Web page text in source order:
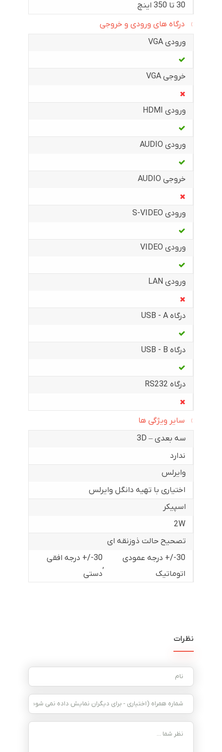
30 تا 350 اینچ
درگاه های ورودی و خروجی
ورودی VGA
خروجی VGA
ورودی HDMI
ورودی AUDIO
خروجی AUDIO
ورودی S-VIDEO
ورودی VIDEO
ورودی LAN
درگاه USB - A
درگاه USB - B
درگاه RS232
سایر ویژگی ها
سه بعدی – 3D
ندارد
وایرلس
اختیاری با تهیه دانگل وایرلس
اسپیکر
2W
تصحیح حالت ذوزنقه ای
30-/+ درجه عمودی
اتوماتیک
,
30-/+ درجه افقی
دستی
نظرات